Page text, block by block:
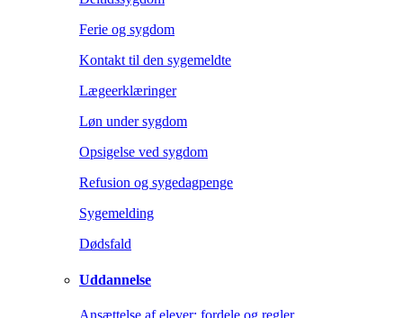
Ferie og sygdom
Kontakt til den sygemeldte
Lægeerklæringer
Løn under sygdom
Opsigelse ved sygdom
Refusion og sygedagpenge
Sygemelding
Dødsfald
Uddannelse
Ansættelse af elever: fordele og regler